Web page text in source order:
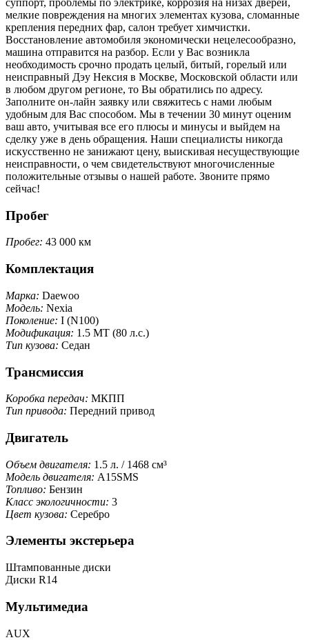
суппорт, проблемы по электрике, коррозия на низах дверей,
мелкие повреждения на многих элементах кузова, сломанные
крепления передних фар, салон требует химчистки.
Восстановление автомобиля экономически нецелесообразно,
машина отправится на разбор. Если у Вас возникла
необходимость срочно продать целый, битый, горелый или
неисправный Дэу Нексия в Москве, Московской области или
в любом другом регионе, то Вы обратились по адресу.
Заполните он-лайн заявку или свяжитесь с нами любым
удобным для Вас способом. Мы в течении 30 минут оценим
ваш авто, учитывая все его плюсы и минусы и выйдем на
сделку уже в день обращения. Наши специалисты никогда
искусственно не занижают цену, выискивая несуществующие
неисправности, о чем свидетельствуют многочисленные
положительные отзывы о нашей работе. Звоните прямо
сейчас!
Пробег
Пробег: 43 000 км
Комплектация
Марка: Daewoo
Модель: Nexia
Поколение: I (N100)
Модификация: 1.5 MT (80 л.с.)
Тип кузова: Седан
Трансмиссия
Коробка передач: МКПП
Тип привода: Передний привод
Двигатель
Объем двигателя: 1.5 л. / 1468 см³
Модель двигателя: A15SMS
Топливо: Бензин
Класс экологичности: 3
Цвет кузова: Серебро
Элементы экстерьера
Штампованные диски
Диски R14
Мультимедиа
AUX